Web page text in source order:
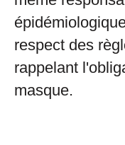
respect des
rappelant
masque.